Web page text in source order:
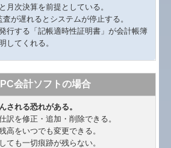
次決算を前提としている。
が遅れるとシステムが停止する。
行する「記帳適時性証明書」が会計帳簿
してくれる。
会計ソフトの場合
される恐れがある。
を修正・追加・削除できる。
をいつでも変更できる。
も一切痕跡が残らない。